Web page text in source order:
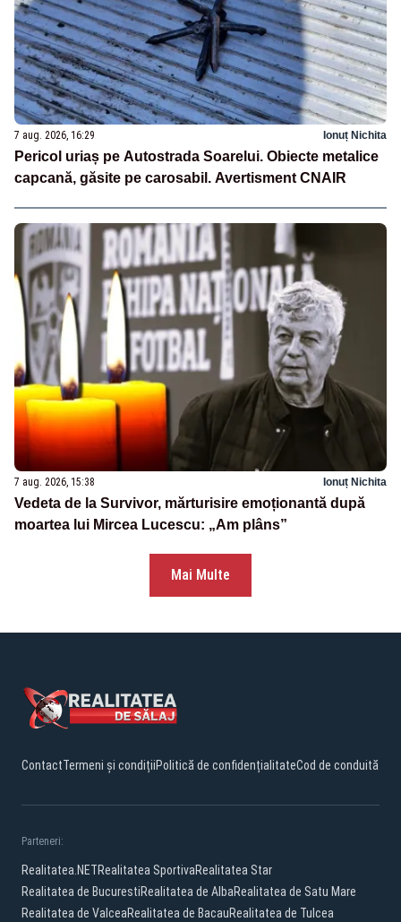
7 aug. 2026, 16:29 Ionuț Nichita
Pericol uriaș pe Autostrada Soarelui. Obiecte metalice
capcană, găsite pe carosabil. Avertisment CNAIR
7 aug. 2026, 15:38 Ionuț Nichita
Vedeta de la Survivor, mărturisire emoționantă după
moartea lui Mircea Lucescu: „Am plâns”
Mai Multe
ContactTermeni și condițiiPolitică de confidențialitateCod de conduită
Parteneri:
Realitatea.NETRealitatea SportivaRealitatea Star
Realitatea de BucurestiRealitatea de AlbaRealitatea de Satu Mare
Realitatea de ValceaRealitatea de BacauRealitatea de Tulcea